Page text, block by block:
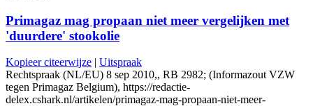
Primagaz mag propaan niet meer vergelijken met
'duurdere' stookolie
Kopieer citeerwijze | Uitspraak
Rechtspraak (NL/EU) 8 sep 2010,, RB 2982; (Informazout VZW
tegen Primagaz Belgium), https://redactie-
delex.cshark.nl/artikelen/primagaz-mag-propaan-niet-meer-